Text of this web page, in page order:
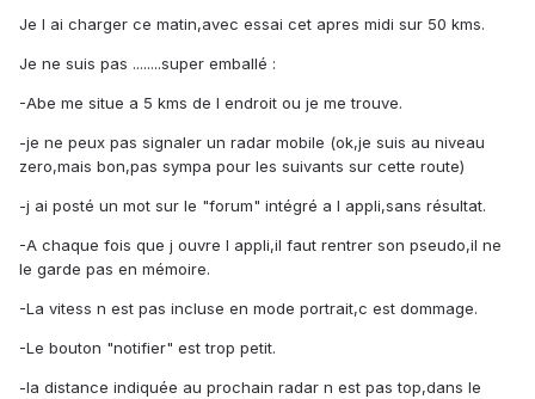
Je l ai charger ce matin,avec essai cet apres midi sur 50 kms.
Je ne suis pas ........super emballé :
-Abe me situe a 5 kms de l endroit ou je me trouve.
-je ne peux pas signaler un radar mobile (ok,je suis au niveau
zero,mais bon,pas sympa pour les suivants sur cette route)
-j ai posté un mot sur le "forum" intégré a l appli,sans résultat.
-A chaque fois que j ouvre l appli,il faut rentrer son pseudo,il ne
le garde pas en mémoire.
-La vitess n est pas incluse en mode portrait,c est dommage.
-Le bouton "notifier" est trop petit.
-la distance indiquée au prochain radar n est pas top,dans le